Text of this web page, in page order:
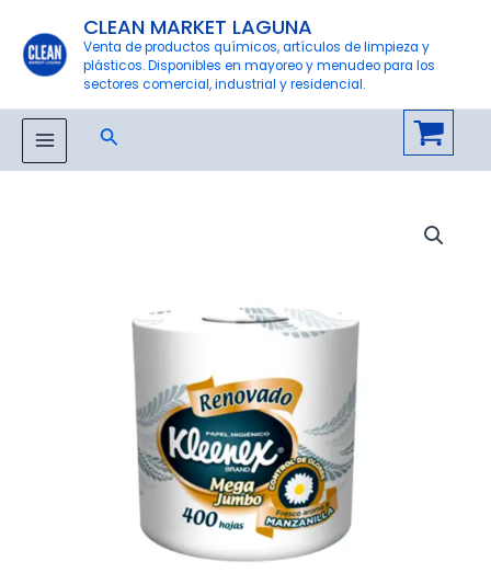
contenido
CLEAN MARKET LAGUNA
Venta de productos químicos, artículos de limpieza y
plásticos. Disponibles en mayoreo y menudeo para los
sectores comercial, industrial y residencial.
MAIN
Buscar